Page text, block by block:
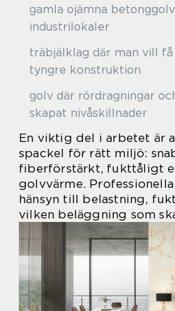
gamla ojämna
industrilokaler
träbjälklag där man vill
tyngre konstruktion
golv där rördragningar
skapat nivåskillnader
En viktig del i arbetet är
spackel för rätt miljö:
fiberförstärkt, fukttåligt
golvvärme.
hänsyn till belastning,
vilken beläggning som